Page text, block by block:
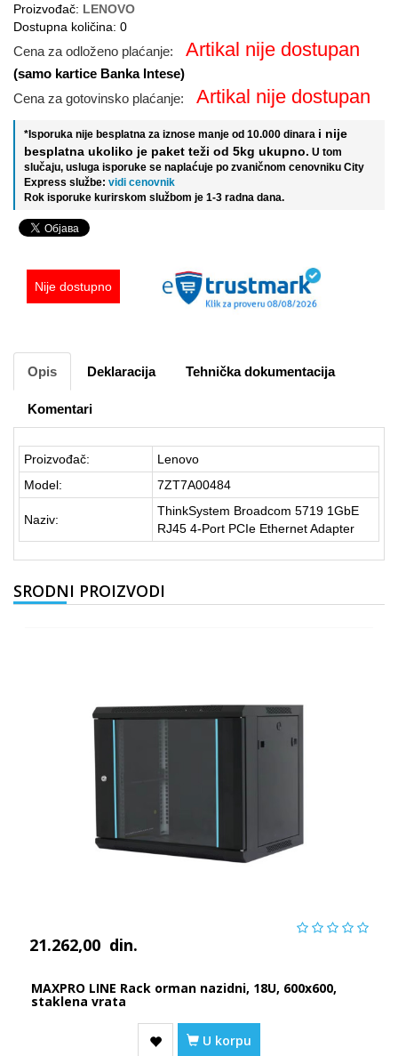
Proizvođač: LENOVO
Dostupna količina: 0
Cena za odloženo plaćanje: Artikal nije dostupan
(samo kartice Banka Intese)
Cena za gotovinsko plaćanje:
Artikal nije dostupan
*Isporuka nije besplatna za iznose manje od 10.000 dinara i nije
besplatna ukoliko je paket teži od 5kg ukupno. U tom
slučaju, usluga isporuke se naplaćuje po zvaničnom cenovniku City
Express službe: vidi cenovnik
Rok isporuke kurirskom službom je 1-3 radna dana.
Nije dostupno
Opis Deklaracija Tehnička dokumentacija
Komentari
Proizvođač:
Lenovo
Model:
7ZT7A00484
Naziv:
ThinkSystem Broadcom 5719 1GbE
RJ45 4-Port PCIe Ethernet Adapter
SRODNI PROIZVODI
21.262,00 din.
MAXPRO LINE Rack orman nazidni, 18U, 600x600,
staklena vrata
U korpu